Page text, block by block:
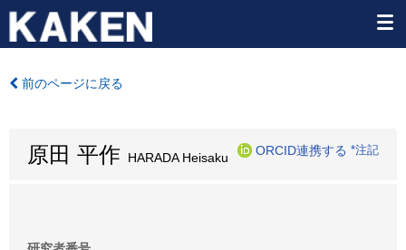
前のページに戻る
原田 平作 HARADA Heisaku
ORCID連携する *注記